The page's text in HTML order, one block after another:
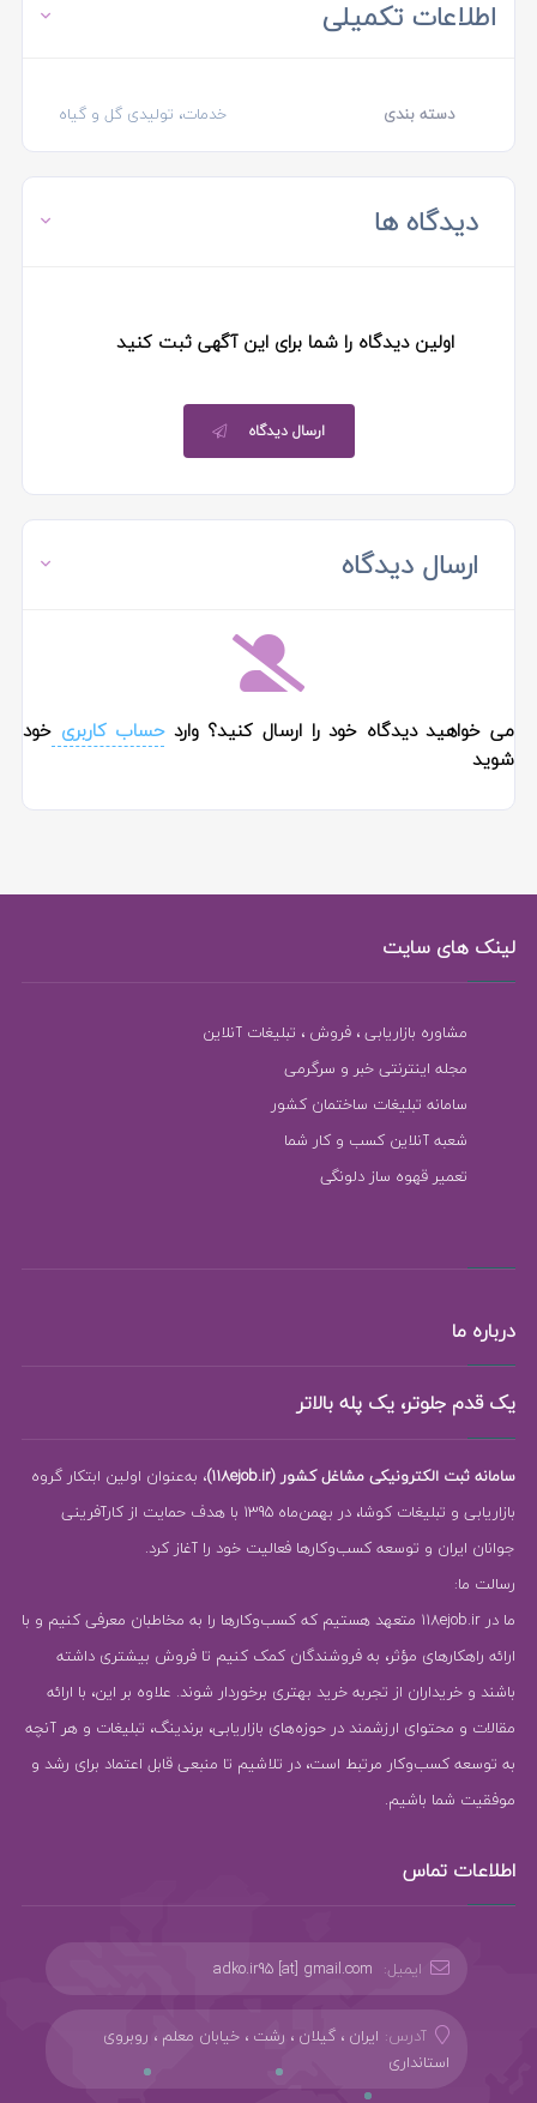
اطلاعات تکمیلی
دسته بندی خدمات، تولیدی گل و گیاه
دیدگاه ها
اولین دیدگاه را شما برای این آگهی ثبت کنید
ارسال دیدگاه
ارسال دیدگاه
می خواهید دیدگاه خود را ارسال کنید؟ واردحساب کاربریخود
شوید
لینک های سایت
مشاوره بازاریابی ، فروش ، تبلیغات آنلاین
مجله اینترنتی خبر و سرگرمی
سامانه تبلیغات ساختمان کشور
شعبه آنلاین کسب و کار شما
تعمیر قهوه ساز دلونگی
درباره ما
یک قدم جلوتر، یک پله بالاتر
سامانه ثبت الکترونیکی مشاغل کشور (118ejob.ir)
، به‌عنوان اولین ابتکار گروه
بازاریابی و تبلیغات کوشا، در بهمن‌ماه 1395 با هدف حمایت از کارآفرینی
جوانان ایران و توسعه کسب‌وکارها فعالیت خود را آغاز کرد.
رسالت ما:
ما در 118ejob.ir متعهد هستیم که کسب‌وکارها را به مخاطبان معرفی کنیم و با
ارائه راهکارهای مؤثر، به فروشندگان کمک کنیم تا فروش بیشتری داشته
باشند و خریداران از تجربه خرید بهتری برخوردار شوند. علاوه بر این، با ارائه
مقالات و محتوای ارزشمند در حوزه‌های بازاریابی، برندینگ، تبلیغات و هر آنچه
به توسعه کسب‌وکار مرتبط است، در تلاشیم تا منبعی قابل اعتماد برای رشد و
موفقیت شما باشیم.
اطلاعات تماس
ایمیل: adko.ir95 [at] gmail.com
آدرس: ایران ، گیلان ، رشت ، خیابان معلم ، روبروی
استانداری